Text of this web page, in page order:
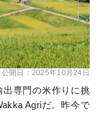
公開日： 2025年10月24日
専門の米作りに挑
Agriだ。昨今で